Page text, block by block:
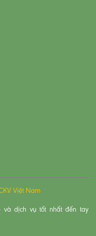
Việt Nam
và dịch vụ tốt nhất đến tay